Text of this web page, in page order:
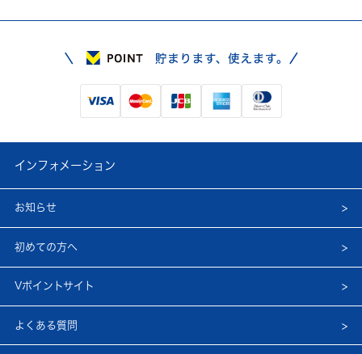
インフォメーション
お知らせ
初めての方へ
Vポイントサイト
よくある質問